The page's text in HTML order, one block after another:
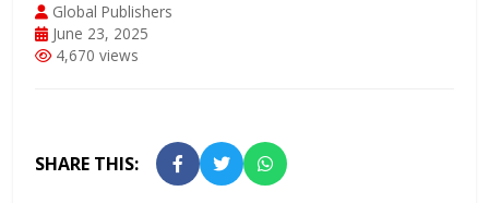
Global Publishers
June 23, 2025
4,670 views
SHARE THIS: